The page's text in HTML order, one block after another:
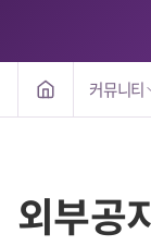
커뮤니티
외부공